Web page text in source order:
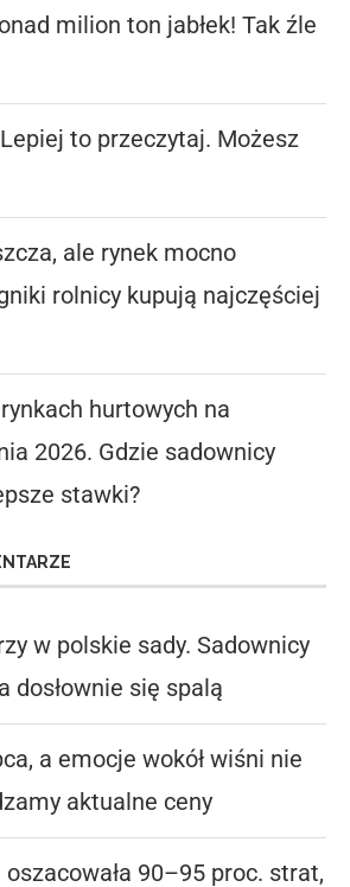
milion ton jabłek! Tak źle
to przeczytaj. Możesz
ale rynek mocno
rolnicy kupują najczęściej
hurtowych na
2026. Gdzie sadownicy
stawki?
w polskie sady. Sadownicy
dosłownie się spalą
a emocje wokół wiśni nie
aktualne ceny
oszacowała 90–95 proc. strat,